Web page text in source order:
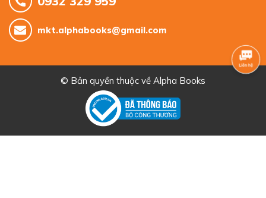
mkt.alphabooks@gmail.com
© Bản quyền thuộc về Alpha Books